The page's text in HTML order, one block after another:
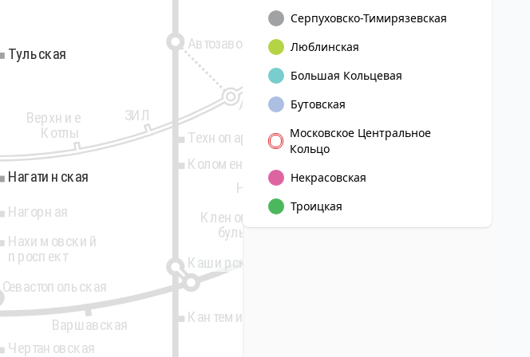
Нагатинская
Нагорная
Нахимовский
проспект
Севастопольская
Чертановская
ЗИЛ
Верхние
Котлы
Технопарк
Коломенская
Каширская
Кантемировская
Варшавская
Тульская
Автозаводская
Автозаводская
Кленовый
бульвар
Нагатинский
затон
Нагатинская
Тульская
Серпуховско-Тимирязевская
Люблинская
Большая Кольцевая
Бутовская
Московское Центральное
Кольцо
Некрасовская
Троицкая